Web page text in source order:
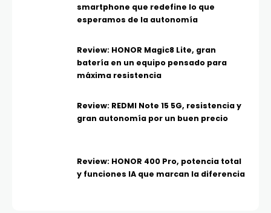
smartphone que redefine lo que
esperamos de la autonomía
Review: HONOR Magic8 Lite, gran
batería en un equipo pensado para
máxima resistencia
Review: REDMI Note 15 5G, resistencia y
gran autonomía por un buen precio
Review: HONOR 400 Pro, potencia total
y funciones IA que marcan la diferencia